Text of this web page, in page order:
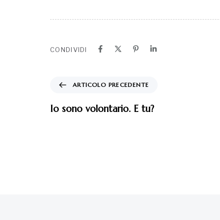
CONDIVIDI
ARTICOLO PRECEDENTE
Io sono volontario. E tu?